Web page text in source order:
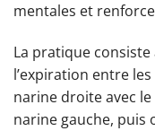
mentales et
La pratique
l’expiration entre
narine droite avec
narine gauche, puis